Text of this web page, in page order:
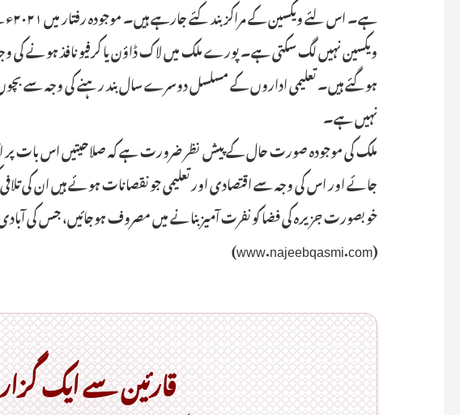
ویکسین نہیں لگ سکتی ہے۔ پورے ملک میں لاک ڈاؤن یا کرفیو نافذ ہونے کی
ہوگئے ہیں۔ تعلیمی اداروں کے مسلسل دوسرے سال بند رہنے کی وجہ سے بچوں
نہیں ہے۔
ملک کی موجودہ صورت حال کے پیش نظر ضرورت ہے کہ صلاحیتیں اس بات پر
جائے اور اس کی وجہ سے اقتصادی اور تعلیمی جو نقصانات ہوئے ہیں ان کی
خوبصورت جزیرہ کی فضا کو نفرت آمیز بنانے میں مصروف ہوجائیں، جس کی آبادی صرف ۶۵ ہزار افراد پر
(www.najeebqasmi.com)
قارئین سے ایک